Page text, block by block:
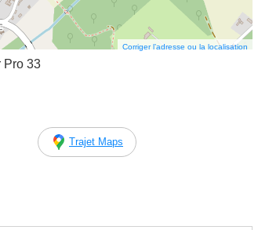
Corriger l’adresse ou la localisation
Pro 33
Trajet Maps